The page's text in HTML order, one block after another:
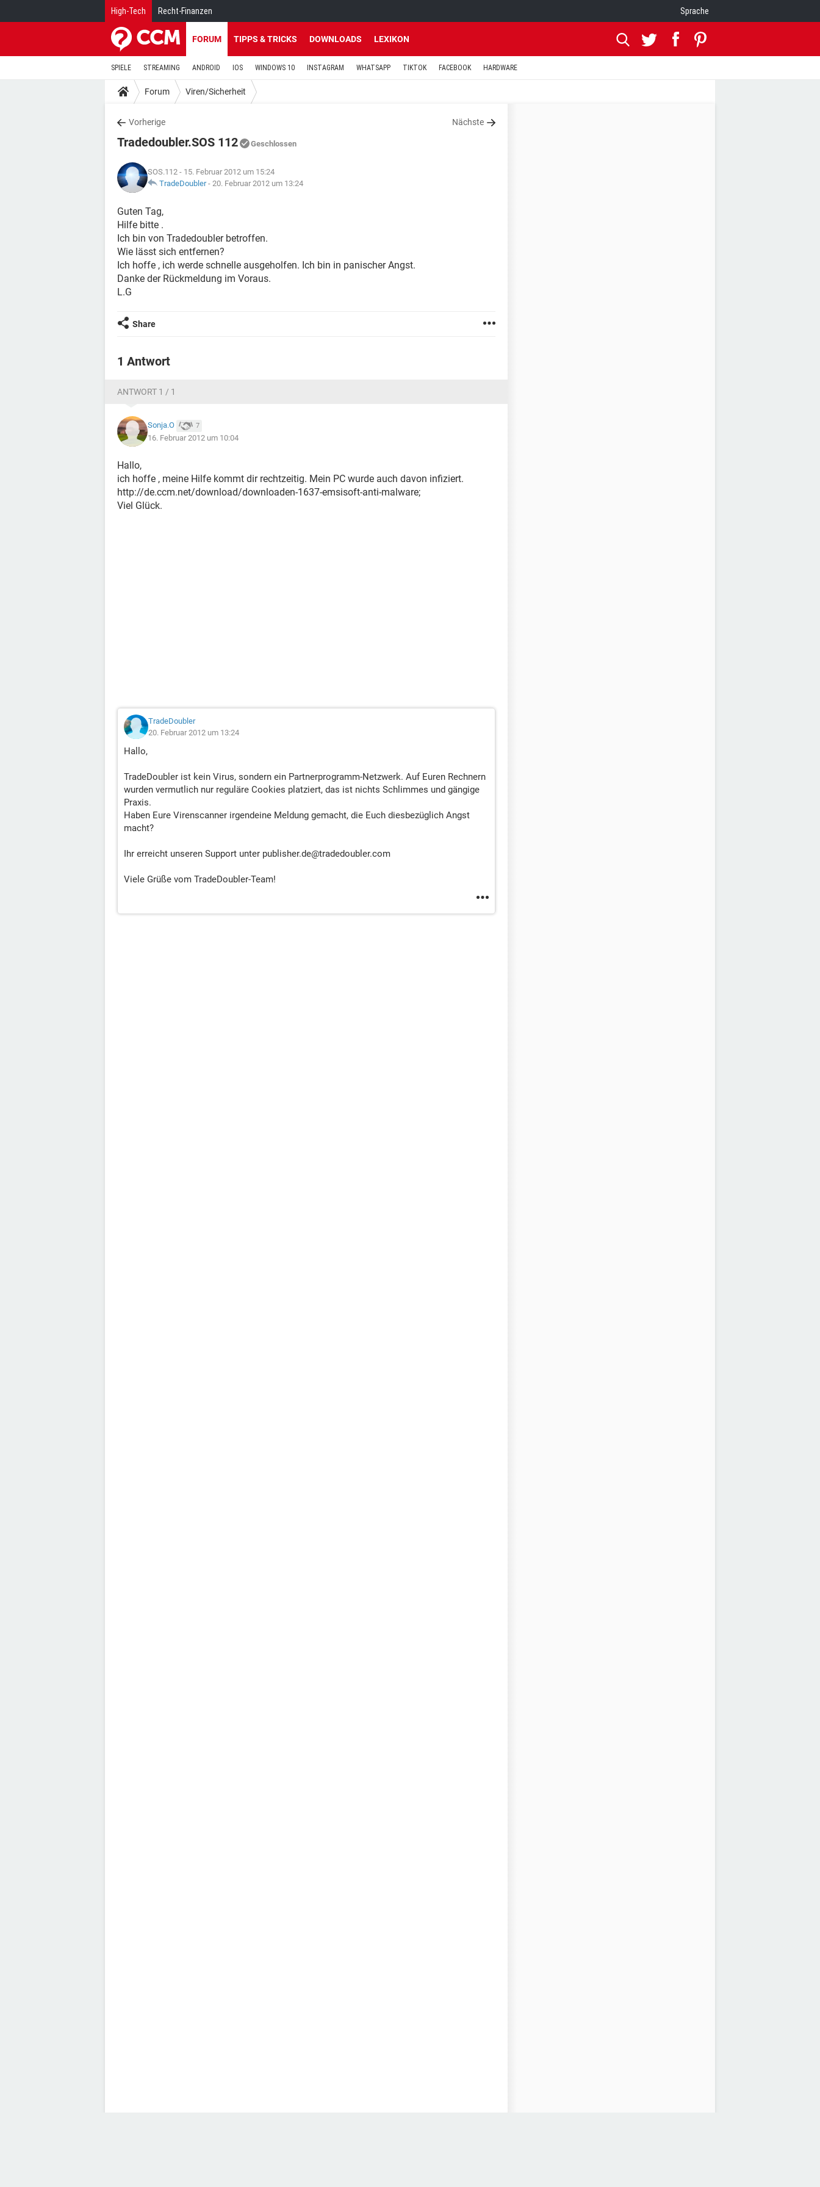
High-Tech Recht-Finanzen Sprache
FORUM TIPPS & TRICKS DOWNLOADS LEXIKON
SPIELE STREAMING ANDROID IOS WINDOWS 10 INSTAGRAM WHATSAPP TIKTOK FACEBOOK HARDWARE
Forum Viren/Sicherheit
Vorherige Nächste
Tradedoubler.SOS 112 Geschlossen
SOS.112 - 15. Februar 2012 um 15:24
TradeDoubler- 20. Februar 2012 um 13:24
Guten Tag,
Hilfe bitte .
Ich bin von Tradedoubler betroffen.
Wie lässt sich entfernen?
Ich hoffe , ich werde schnelle ausgeholfen. Ich bin in panischer Angst.
Danke der Rückmeldung im Voraus.
L.G
Share
1 Antwort
ANTWORT 1 / 1
Sonja.O 7
16. Februar 2012 um 10:04
Hallo,
ich hoffe , meine Hilfe kommt dir rechtzeitig. Mein PC wurde auch davon infiziert.
http://de.ccm.net/download/downloaden-1637-emsisoft-anti-malware;
Viel Glück.
TradeDoubler
20. Februar 2012 um 13:24
Hallo,
TradeDoubler ist kein Virus, sondern ein Partnerprogramm-Netzwerk. Auf Euren Rechnern
wurden vermutlich nur reguläre Cookies platziert, das ist nichts Schlimmes und gängige
Praxis.
Haben Eure Virenscanner irgendeine Meldung gemacht, die Euch diesbezüglich Angst
macht?
Ihr erreicht unseren Support unter publisher.de@tradedoubler.com
Viele Grüße vom TradeDoubler-Team!